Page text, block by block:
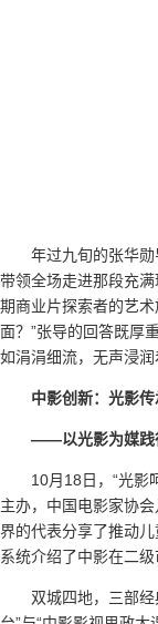
年过九旬的张华
带领全场走进那段充
期商业片探索者的艺
面？”张导的回答既厚
如涓涓细流，无声浸
中影创新：光影传
——以光影为媒践
10月18日，“光影
主办，中国电影家协
界的代表分享了推动
系统介绍了中影在二级
双城四地，三部